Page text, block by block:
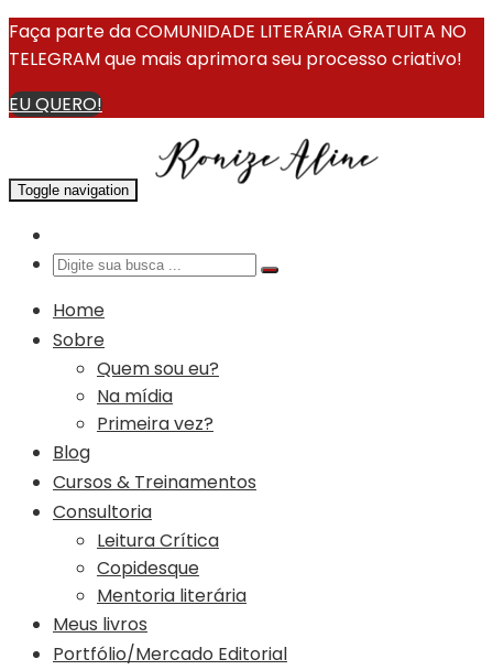
Faça parte da COMUNIDADE LITERÁRIA GRATUITA NO
TELEGRAM que mais aprimora seu processo criativo!
EU QUERO!
Toggle navigation
Home
Sobre
Quem sou eu?
Na mídia
Primeira vez?
Blog
Cursos & Treinamentos
Consultoria
Leitura Crítica
Copidesque
Mentoria literária
Meus livros
Portfólio/Mercado Editorial